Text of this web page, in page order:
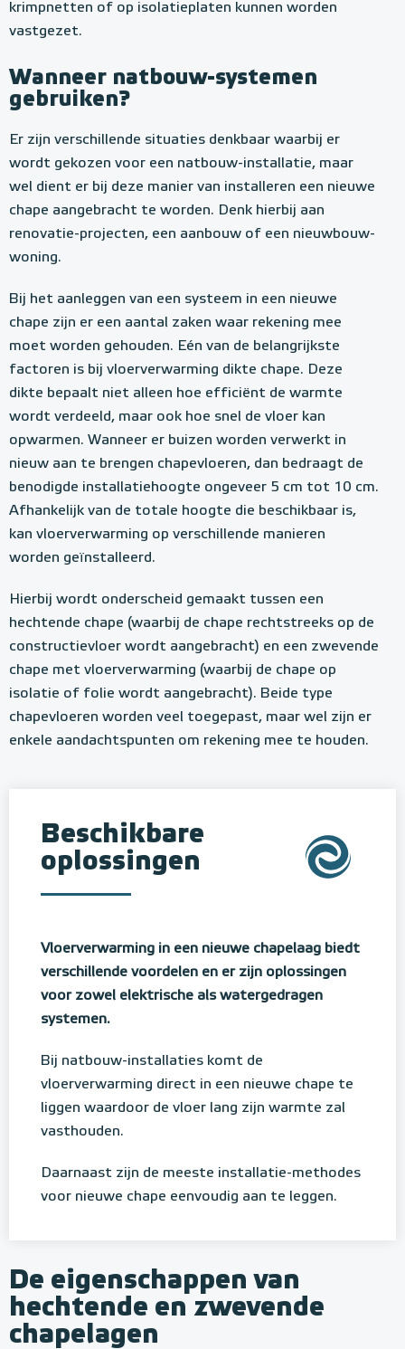
krimpnetten of op isolatieplaten kunnen worden
vastgezet.
Wanneer natbouw-systemen
gebruiken?
Er zijn verschillende situaties denkbaar waarbij er
wordt gekozen voor een natbouw-installatie, maar
wel dient er bij deze manier van installeren een nieuwe
chape aangebracht te worden. Denk hierbij aan
renovatie-projecten, een aanbouw of een nieuwbouw-
woning.
Bij het aanleggen van een systeem in een nieuwe
chape zijn er een aantal zaken waar rekening mee
moet worden gehouden. Eén van de belangrijkste
factoren is bij vloerverwarming dikte chape. Deze
dikte bepaalt niet alleen hoe efficiënt de warmte
wordt verdeeld, maar ook hoe snel de vloer kan
opwarmen. Wanneer er buizen worden verwerkt in
nieuw aan te brengen chapevloeren, dan bedraagt de
benodigde installatiehoogte ongeveer 5 cm tot 10 cm.
Afhankelijk van de totale hoogte die beschikbaar is,
kan vloerverwarming op verschillende manieren
worden geïnstalleerd.
Hierbij wordt onderscheid gemaakt tussen een
hechtende chape (waarbij de chape rechtstreeks op de
constructievloer wordt aangebracht) en een zwevende
chape met vloerverwarming (waarbij de chape op
isolatie of folie wordt aangebracht). Beide type
chapevloeren worden veel toegepast, maar wel zijn er
enkele aandachtspunten om rekening mee te houden.
Beschikbare
oplossingen
Vloerverwarming in een nieuwe chapelaag biedt
verschillende voordelen en er zijn oplossingen
voor zowel elektrische als watergedragen
systemen.
Bij natbouw-installaties komt de
vloerverwarming direct in een nieuwe chape te
liggen waardoor de vloer lang zijn warmte zal
vasthouden.
Daarnaast zijn de meeste installatie-methodes
voor nieuwe chape eenvoudig aan te leggen.
De eigenschappen van
hechtende en zwevende
chapelagen